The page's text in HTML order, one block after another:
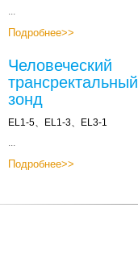
...
Подробнее>>
Человеческий
трансректальный
зонд
EL1-5、EL1-3、EL3-1
...
Подробнее>>